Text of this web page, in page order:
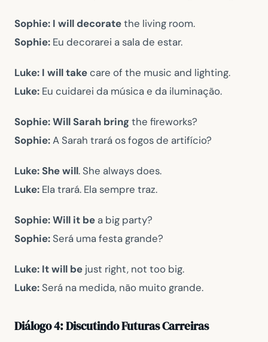
Sophie: I will decoratethe living room.
Sophie: Eu decorarei a sala de estar.
Luke: I will takecare of the music and lighting.
Luke: Eu cuidarei da música e da iluminação.
Sophie:Will Sarah bringthe fireworks?
Sophie:A Sarah trará os fogos de artifício?
Luke:She will. She always does.
Luke: Ela trará. Ela sempre traz.
Sophie:Will it be a big party?
Sophie: Será uma festa grande?
Luke: It will be just right, not too big.
Luke: Será na medida, não muito grande.
Diálogo 4: Discutindo Futuras Carreiras